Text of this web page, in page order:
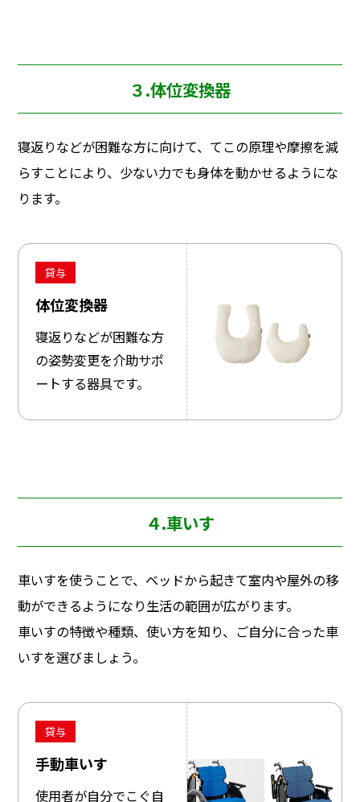
３.体位変換器
寝返りなどが困難な方に向けて、てこの原理や摩擦を減
らすことにより、少ない力でも身体を動かせるようにな
ります。
貸与
体位変換器
寝返りなどが困難な方
の姿勢変更を介助サポ
ートする器具です。
４.車いす
車いすを使うことで、ベッドから起きて室内や屋外の移
動ができるようになり生活の範囲が広がります。
車いすの特徴や種類、使い方を知り、ご自分に合った車
いすを選びましょう。
貸与
手動車いす
使用者が自分でこぐ自